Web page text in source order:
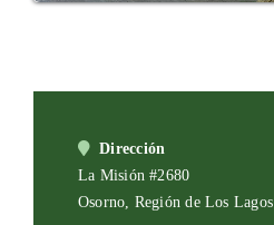
Dirección
La Misión #2680
Osorno, Región de Los Lagos